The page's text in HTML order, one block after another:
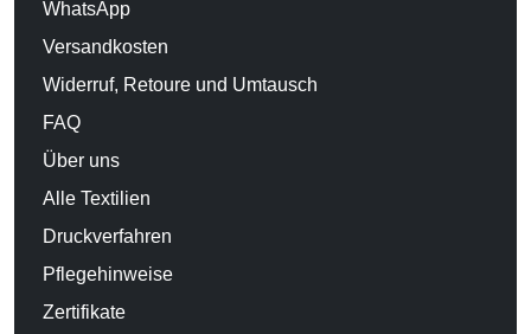
WhatsApp
Versandkosten
Widerruf, Retoure und Umtausch
FAQ
Über uns
Alle Textilien
Druckverfahren
Pflegehinweise
Zertifikate